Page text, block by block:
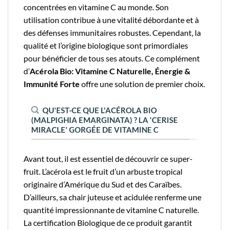
concentrées en vitamine C au monde. Son
utilisation contribue à une vitalité débordante et à
des défenses immunitaires robustes. Cependant, la
qualité et l’origine biologique sont primordiales
pour bénéficier de tous ses atouts. Ce complément
d’Acérola Bio: Vitamine C Naturelle, Énergie &
Immunité Forte offre une solution de premier choix.
QU'EST-CE QUE L'ACÉROLA BIO
(MALPIGHIA EMARGINATA) ? LA 'CERISE
MIRACLE' GORGÉE DE VITAMINE C
Avant tout, il est essentiel de découvrir ce super-
fruit. L’acérola est le fruit d’un arbuste tropical
originaire d’Amérique du Sud et des Caraïbes.
D’ailleurs, sa chair juteuse et acidulée renferme une
quantité impressionnante de vitamine C naturelle.
La certification Biologique de ce produit garantit